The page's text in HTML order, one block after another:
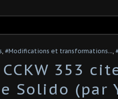
, #Modifications et transformations...,
353
Solido (par